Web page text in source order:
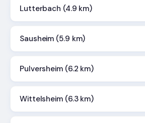
Lutterbach (4.9 km)
Sausheim (5.9 km)
Pulversheim (6.2 km)
Wittelsheim (6.3 km)